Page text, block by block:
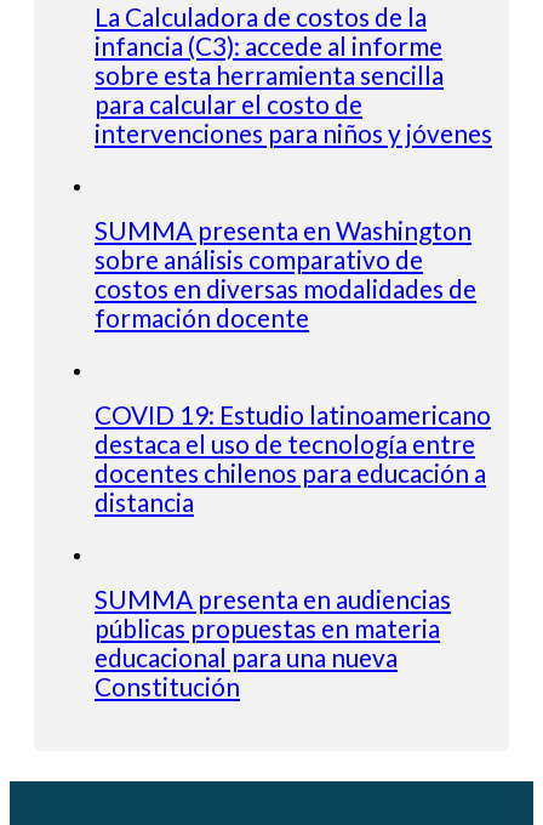
La Calculadora de costos de la
infancia (C3): accede al informe
sobre esta herramienta sencilla
para calcular el costo de
intervenciones para niños y jóvenes
SUMMA presenta en Washington
sobre análisis comparativo de
costos en diversas modalidades de
formación docente
COVID 19: Estudio latinoamericano
destaca el uso de tecnología entre
docentes chilenos para educación a
distancia
SUMMA presenta en audiencias
públicas propuestas en materia
educacional para una nueva
Constitución